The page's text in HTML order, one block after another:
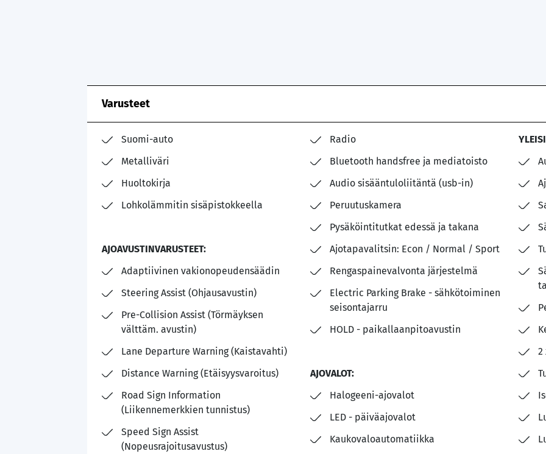
Varusteet
Suomi-auto
Metalliväri
Huoltokirja
Lohkolämmitin sisäpistokkeella
AJOAVUSTINVARUSTEET:
Adaptiivinen vakionopeudensäädin
Steering Assist (Ohjausavustin)
Pre-Collision Assist (Törmäyksen
välttäm. avustin)
Lane Departure Warning (Kaistavahti)
Distance Warning (Etäisyysvaroitus)
Road Sign Information
(Liikennemerkkien tunnistus)
Speed Sign Assist
(Nopeusrajoitusavustus)
Radio
Bluetooth handsfree ja mediatoisto
Audio sisääntuloliitäntä (usb-in)
Peruutuskamera
Pysäköintitutkat edessä ja takana
Ajotapavalitsin: Econ / Normal / Sport
Rengaspainevalvonta järjestelmä
Electric Parking Brake - sähkötoiminen
seisontajarru
HOLD - paikallaanpitoavustin
AJOVALOT:
Halogeeni-ajovalot
LED - päiväajovalot
Kaukovaloautomatiikka
2